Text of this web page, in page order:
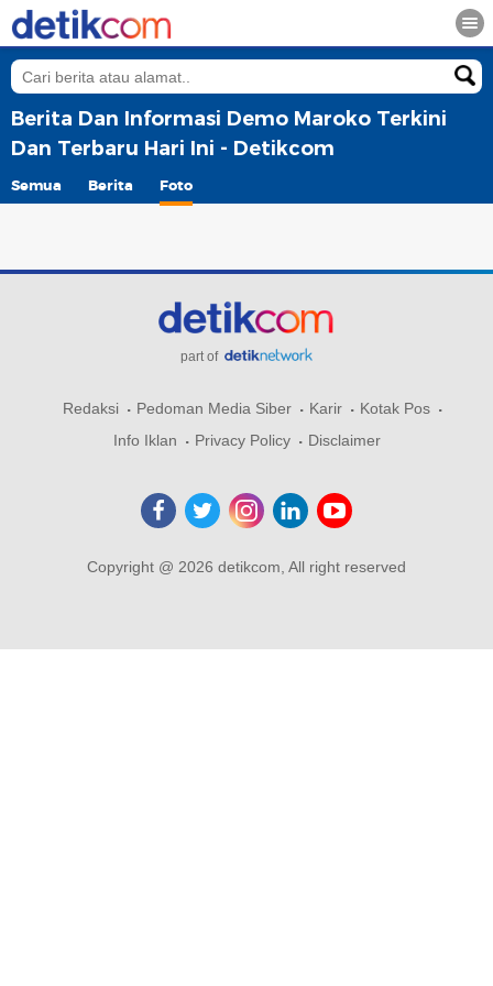
Berita Dan Informasi Demo Maroko Terkini
Dan Terbaru Hari Ini - Detikcom
Semua Berita Foto
part of
Redaksi Pedoman Media Siber Karir
Kotak Pos
Info Iklan
Privacy Policy Disclaimer
Copyright @ 2026 detikcom, All right reserved